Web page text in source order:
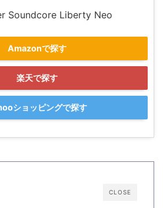
Soundcore Liberty Neo
Amazonで探す
楽天で探す
ショッピングで探す
CLOSE